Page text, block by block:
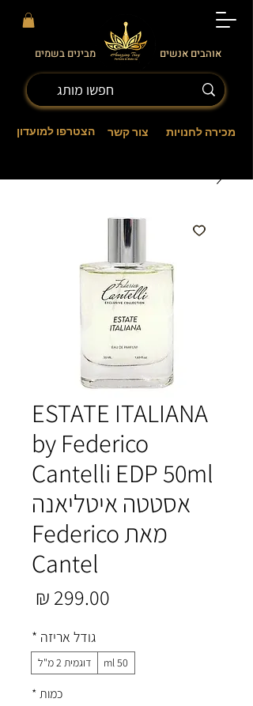
מבינים בשמים אוהבים אנשים
הצטרפו למועדון צור קשר מכירה לחנויות
ESTATE ITALIANA
by Federico
Cantelli EDP 50ml
אסטטה איטליאנה
מאת Federico
Cantel
גודל אריזה *
50 ml דוגמית 2 מ"ל
כמות*